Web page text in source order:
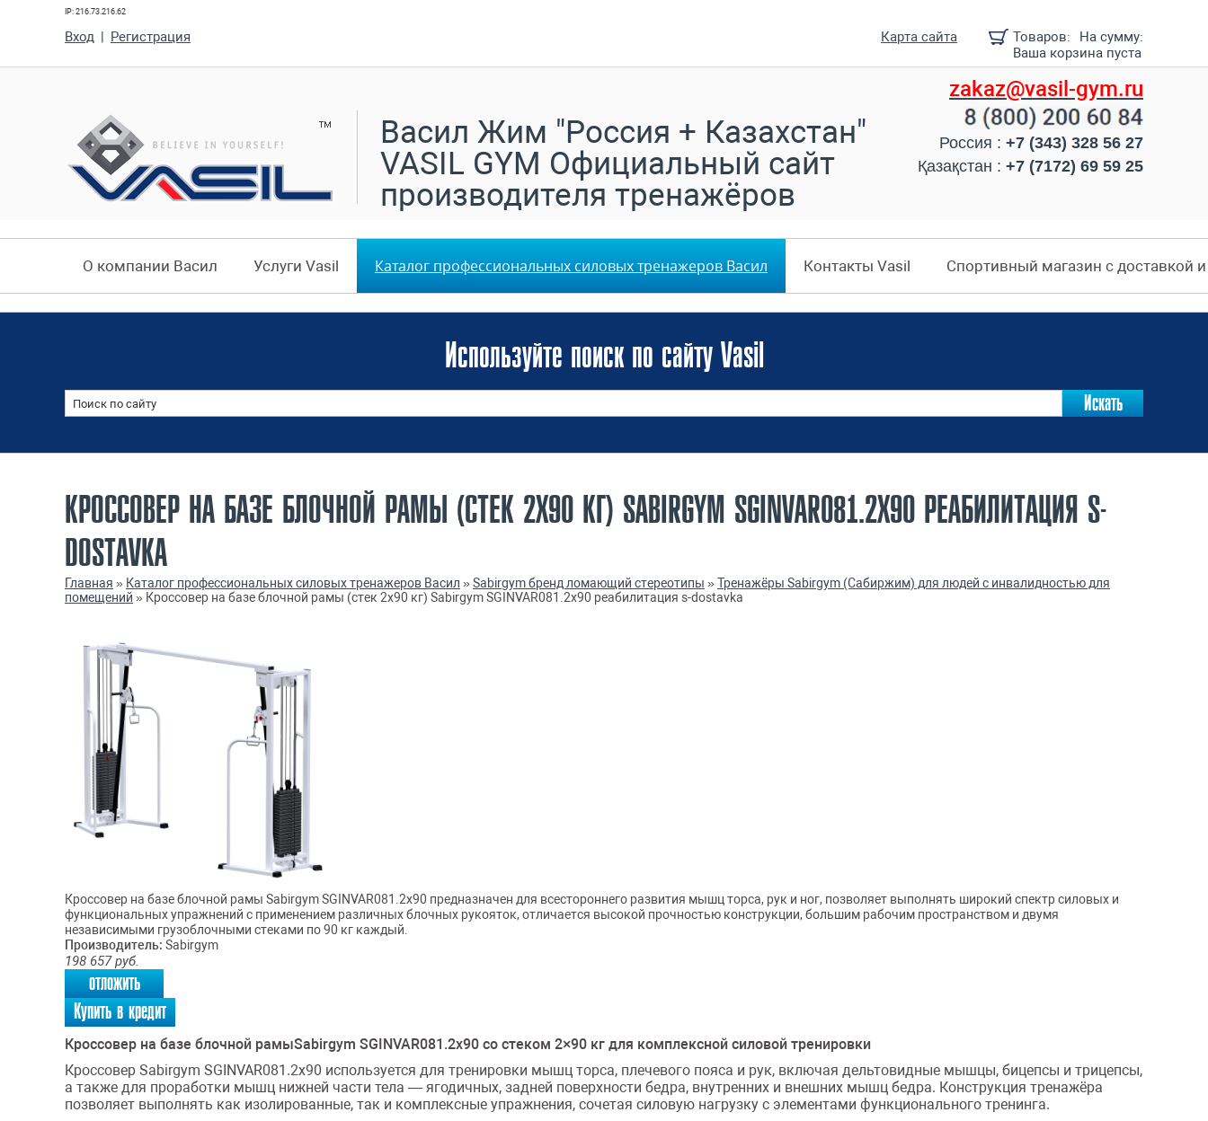
IP: 216.73.216.62
Товаров:
На сумму:
Ваша корзина пуста
Карта сайта
Вход | Регистрация
zakaz@vasil-gym.ru
Россия : +7 (343) 328 56 27
Қазақстан : +7 (7172) 69 59 25
Васил Жим "Россия + Казахстан"
VASIL GYM Официальный сайт
производителя тренажёров
О компании Васил Услуги Vasil Каталог профессиональных силовых тренажеров Васил Контакты Vasil Спортивный магазин с доставкой
Используйте поиск по сайту Vasil
КРОССОВЕР НА БАЗЕ БЛОЧНОЙ РАМЫ (СТЕК 2Х90 КГ) SABIRGYM SGINVAR081.2Х90 РЕАБИЛИТАЦИЯ S-
DOSTAVKA
Главная » Каталог профессиональных силовых тренажеров Васил »Sabirgym бренд ломающий стереотипы »Тренажёры Sabirgym (Сабиржим) для людей с инвалидностью для
помещений » Кроссовер на базе блочной рамы (стек 2х90 кг) Sabirgym SGINVAR081.2х90 реабилитация s-dostavka
Кроссовер на базе блочной рамы Sabirgym SGINVAR081.2х90 предназначен для всестороннего развития мышц торса, рук и ног, позволяет выполнять широкий спектр силовых и
функциональных упражнений с применением различных блочных рукояток, отличается высокой прочностью конструкции, большим рабочим пространством и двумя
независимыми грузоблочными стеками по 90 кг каждый.
Производитель: Sabirgym
198 657 руб.
отложить
Купить в кредит
Кроссовер на базе блочной рамыSabirgym SGINVAR081.2х90 со стеком 2×90 кг для комплексной силовой тренировки
Кроссовер Sabirgym SGINVAR081.2х90 используется для тренировки мышц торса, плечевого пояса и рук, включая дельтовидные мышцы, бицепсы и трицепсы,
а также для проработки мышц нижней части тела — ягодичных, задней поверхности бедра, внутренних и внешних мышц бедра. Конструкция тренажёра
позволяет выполнять как изолированные, так и комплексные упражнения, сочетая силовую нагрузку с элементами функционального тренинга.